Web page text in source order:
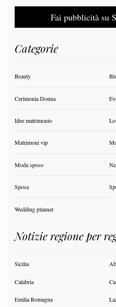
Fai pubblicità su
Categorie
Beauty
Cerimonia Donna
Idee matrimonio
Matrimoni vip
Moda sposo
Sposa
Wedding planner
Notizie regione per
Sicilia
Calabria
Emilia Romagna